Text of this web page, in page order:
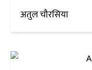
अतुल चौरसिया